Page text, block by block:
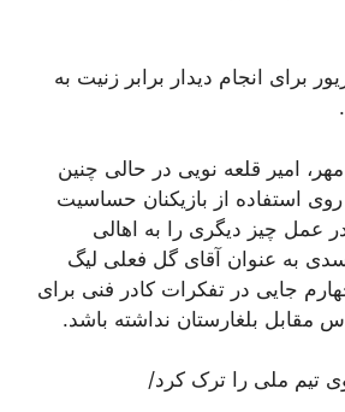
١۴ شهریور برای انجام دیدار برابر زنیت به
امیر قلعه نویی در حالی چنین
استفاده از بازیکنان حساسیت
عمل چیز دیگری را به اهالی
اسدی به عنوان آقای گل فعلی لیگ
جایی در تفکرات کادر فنی برای
مقابل بلغارستان نداشته باشد.
تیم ملی را ترک کرد/